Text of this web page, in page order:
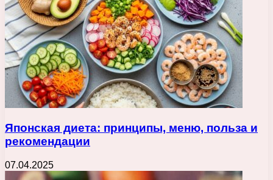
Японская диета: принципы, меню, польза и
рекомендации
07.04.2025